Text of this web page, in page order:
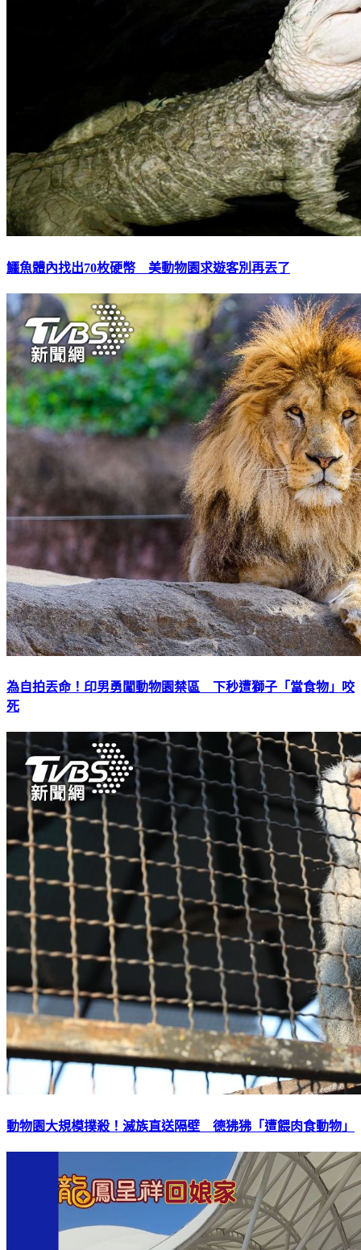
鱷魚體內找出70枚硬幣 美動物園求遊客別再丟了
為自拍丟命！印男勇闖動物園禁區 下秒遭獅子「當食物」咬
死
動物園大規模撲殺！滅族直送隔壁 德狒狒「遭餵肉食動物」